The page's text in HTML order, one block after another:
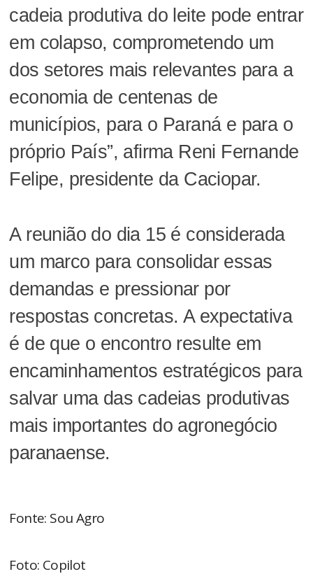
cadeia produtiva do leite pode entrar
em colapso, comprometendo um
dos setores mais relevantes para a
economia de centenas de
municípios, para o Paraná e para o
próprio País”, afirma Reni Fernande
Felipe, presidente da Caciopar.
A reunião do dia 15 é considerada
um marco para consolidar essas
demandas e pressionar por
respostas concretas. A expectativa
é de que o encontro resulte em
encaminhamentos estratégicos para
salvar uma das cadeias produtivas
mais importantes do agronegócio
paranaense.
Fonte: Sou Agro
Foto: Copilot